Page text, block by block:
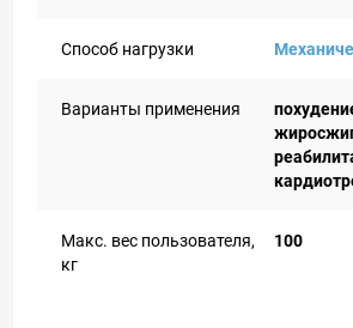
Способ нагрузки
Варианты применения
Макс. вес пользователя,
кг
100